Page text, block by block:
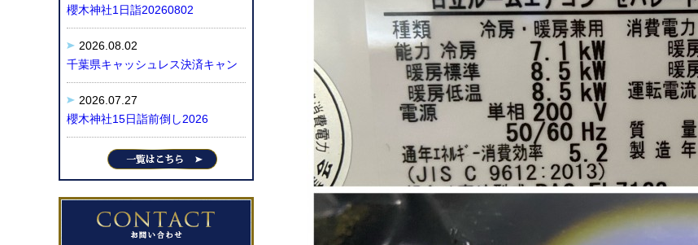
櫻木神社1日詣20260802
2026.08.02
千葉県キャッシュレス決済キャン
2026.07.27
櫻木神社15日詣前倒し2026